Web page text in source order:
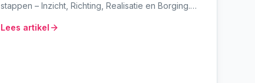
stappen – Inzicht, Richting, Realisatie en Borging.
denkraam dat strategie verbindt met dagelijks werk.
Lees artikel